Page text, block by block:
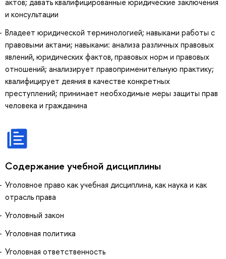
актов; давать квалифицированные юридические заключения
и консультации
Владеет юридической терминологией; навыками работы с
правовыми актами; навыками: анализа различных правовых
явлений, юридических фактов, правовых норм и правовых
отношений; анализирует правоприменительную практику;
квалифицирует деяния в качестве конкретных
преступлений; принимает необходимые меры защиты прав
человека и гражданина
Содержание учебной дисциплины
Уголовное право как учебная дисциплина, как наука и как
отрасль права
Уголовный закон
Уголовная политика
Уголовная ответственность